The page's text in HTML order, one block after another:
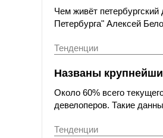
Чем живёт
Петербурга" Алексей
Тенденции
Названы
Около 60% всего
девелоперов. Такие
Тенденции